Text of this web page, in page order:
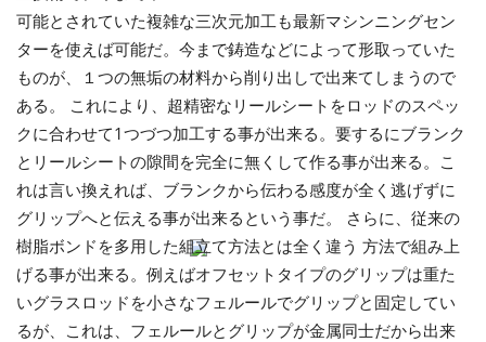
可能とされていた複雑な三次元加工も最新マシンニングセン
ターを使えば可能だ。今まで鋳造などによって形取っていた
ものが、１つの無垢の材料から削り出しで出来てしまうので
ある。 これにより、超精密なリールシートをロッドのスペッ
クに合わせて1つづつ加工する事が出来る。要するにブランク
とリールシートの隙間を完全に無くして作る事が出来る。こ
れは言い換えれば、ブランクから伝わる感度が全く逃げずに
グリップへと伝える事が出来るという事だ。 さらに、従来の
樹脂ボンドを多用した組立て方法とは全く違う 方法で組み上
げる事が出来る。例えばオフセットタイプのグリップは重た
いグラスロッドを小さなフェルールでグリップと固定してい
るが、これは、フェルールとグリップが金属同士だから出来